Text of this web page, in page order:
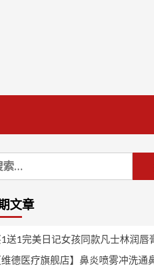
文章
送1完美日记女孩同款凡士林润唇
维德医疗旗舰店】鼻炎喷雾冲洗通